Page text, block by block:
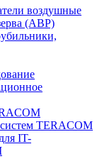
воздушные
(АВР)
TERACOM
IT-